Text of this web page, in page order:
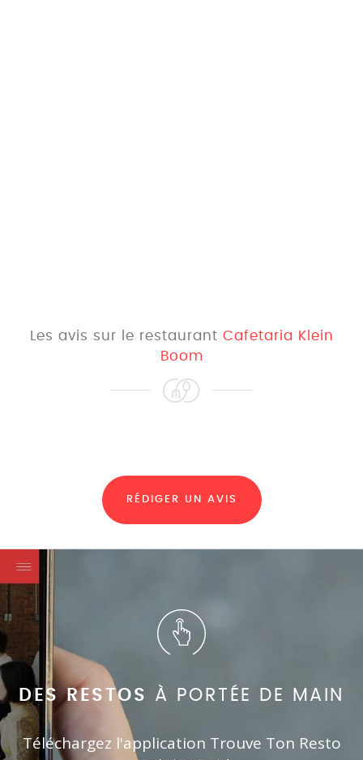
Les avis sur le restaurant Cafetaria Klein
Boom
RÉDIGER UN AVIS
DES RESTOS À PORTÉE DE MAIN
Téléchargez l'application Trouve Ton Resto